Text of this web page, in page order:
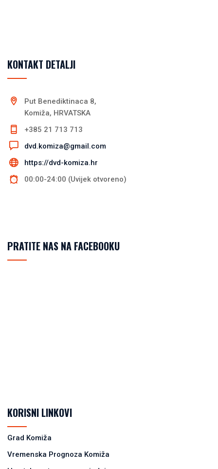
KONTAKT DETALJI
Put Benediktinaca 8,
Komiža, HRVATSKA
+385 21 713 713
dvd.komiza@gmail.com
https://dvd-komiza.hr
00:00-24:00 (Uvijek otvoreno)
PRATITE NAS NA FACEBOOKU
KORISNI LINKOVI
Grad Komiža
Vremenska Prognoza Komiža